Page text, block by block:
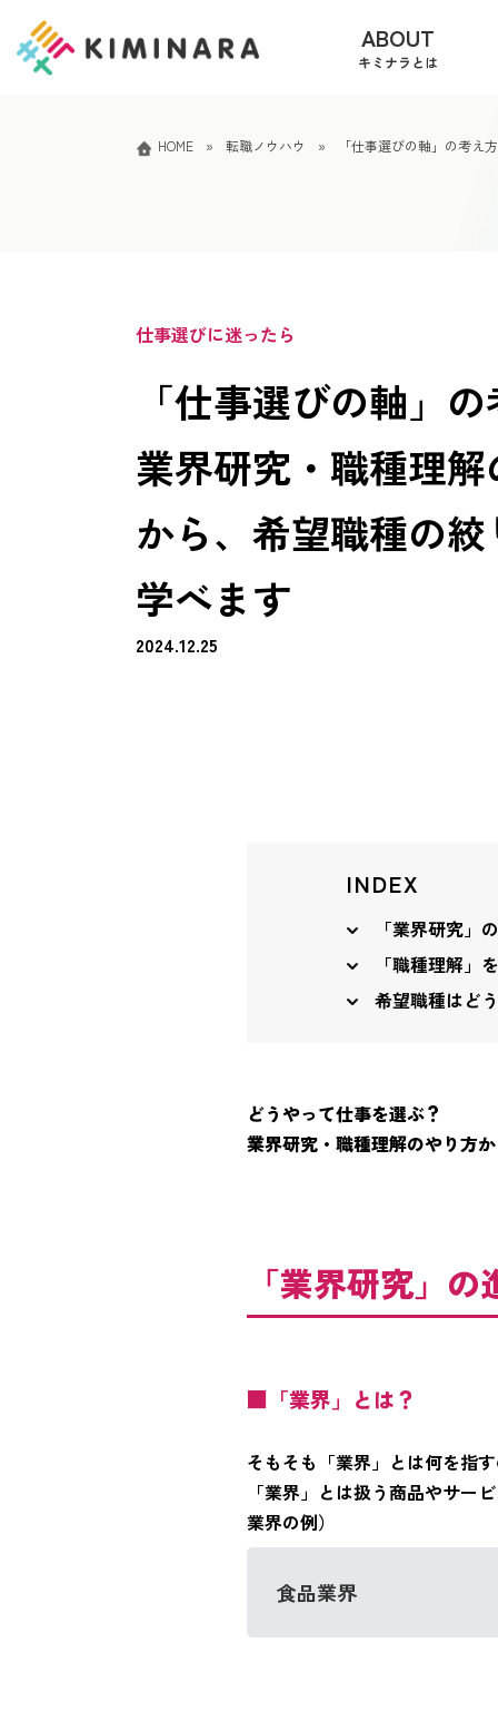
ABOUT
キミナラとは
仕事選びに迷ったら
「仕事選びの軸」
業界研究・職種理
から、希望職種の
学べます
2024.12.25
HOME » 転職ノウハウ » 「仕事選びの軸」の考え
INDEX
「業界研究」
「職種理解」
希望職種はど
どうやって仕事を選ぶ？
業界研究・職種理解のやり方
「業界研究」の
■「業界」とは？
そもそも「業界」とは何を指
「業界」とは扱う商品やサー
業界の例）
食品業界